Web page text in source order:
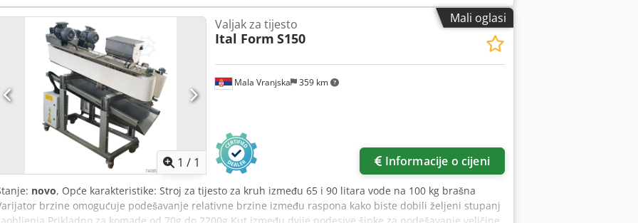
za jednostavno kretanje Može raditi s komadima tijesta do 1400g Podesivo vrijeme zaokruživanja
kontrolira brzinu jednog od raspona Noge podesive po visini Kut između dviju traka može se podesiti
pomoću točke Opciono se može ugraditi prskalica za brašno Tehničke karakteristike: Dužina trake:
standardna 1,7m Snaga: 1,1 kW Napon: 380V 3N PE Težina: 250 kg
Mali oglasi
1 / 1
Mala Vranjska 359 km
Valjak za tijesto
Ital Form S150
Informacije o cijeni
novo, Opće karakteristike: Stroj za tijesto za kruh između 65 i 90 litara vode na 100 kg brašna
brzine omogućuje podešavanje relativne brzine između raspona kako biste dobili željeni stupanj